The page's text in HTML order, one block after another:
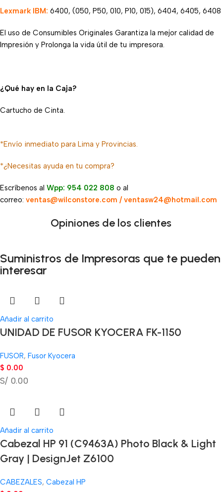
Lexmark IBM: 6400, (050, P50, 010, P10, 015), 6404, 6405, 6408
El uso de Consumibles Originales Garantiza la mejor calidad de
Impresión y Prolonga la vida útil de tu impresora.
¿Qué hay en la Caja?
Cartucho de Cinta.
*Envío inmediato para Lima y Provincias.
*¿Necesitas ayuda en tu compra?
Escríbenos al Wpp: 954 022 808 o al
correo: ventas@wilconstore.com / ventasw24@hotmail.com
Opiniones de los clientes
Suministros de Impresoras que te pueden
interesar
Añadir al carrito
UNIDAD DE FUSOR KYOCERA FK-1150
FUSOR, Fusor Kyocera
$ 0.00
S/ 0.00
Añadir al carrito
Cabezal HP 91 (C9463A) Photo Black & Light
Gray | DesignJet Z6100
CABEZALES, Cabezal HP